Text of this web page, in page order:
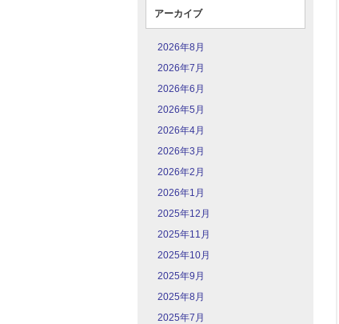
アーカイブ
2026年8月
2026年7月
2026年6月
2026年5月
2026年4月
2026年3月
2026年2月
2026年1月
2025年12月
2025年11月
2025年10月
2025年9月
2025年8月
2025年7月